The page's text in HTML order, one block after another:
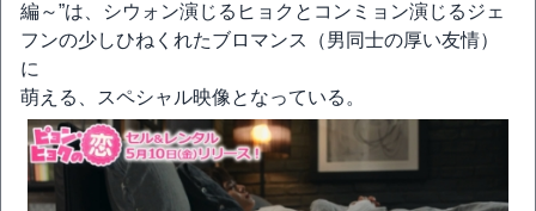
編～”は、シウォン演じるヒョクとコンミョン演じるジェ
フンの少しひねくれたブロマンス（男同士の厚い友情）
に
萌える、スペシャル映像となっている。